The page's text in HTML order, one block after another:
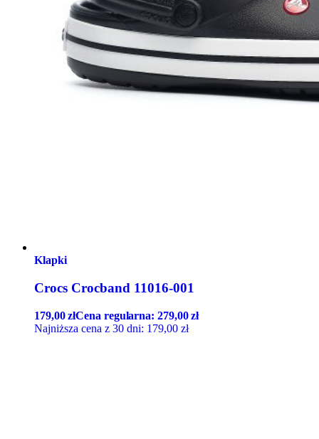
Klapki
Crocs Crocband 11016-001
179,00złCena regularna:279,00zł
Najniższa cena z 30 dni: 179,00 zł